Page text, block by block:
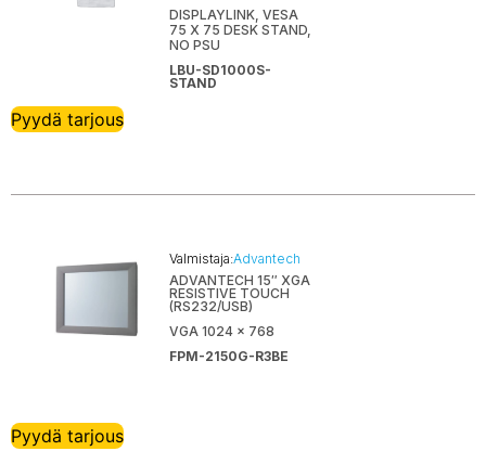
DISPLAYLINK, VESA
75 X 75 DESK STAND,
NO PSU
LBU-SD1000S-
STAND
Pyydä tarjous
Valmistaja:Advantech
ADVANTECH 15″ XGA
RESISTIVE TOUCH
(RS232/USB)
VGA 1024 x 768
FPM-2150G-R3BE
Pyydä tarjous